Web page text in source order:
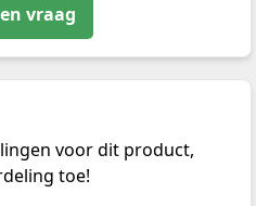
vraag
voor dit product,
toe!